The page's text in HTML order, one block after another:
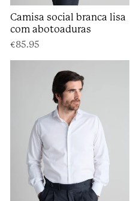
Camisa social branca lisa
com abotoaduras
€85.95